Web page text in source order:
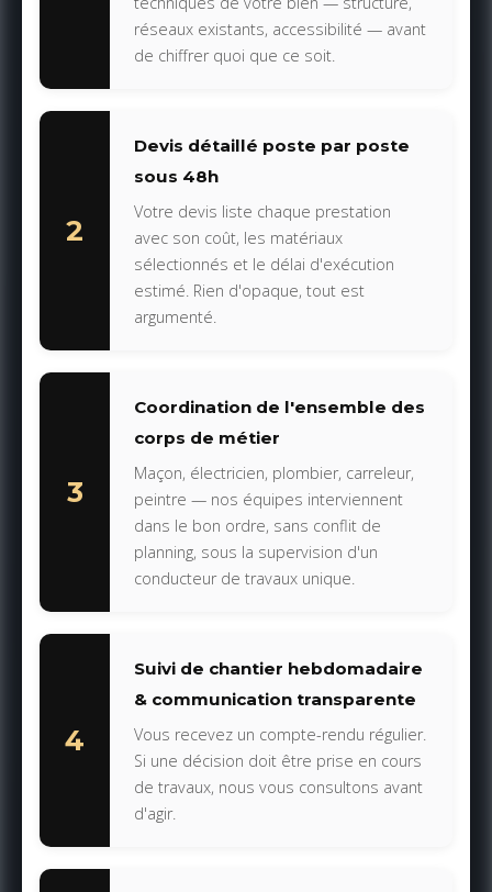
réseaux existants, accessibilité — avant
de chiffrer quoi que ce soit.
2
Devis détaillé poste par poste
sous 48h
Votre devis liste chaque prestation
avec son coût, les matériaux
sélectionnés et le délai d'exécution
estimé. Rien d'opaque, tout est
argumenté.
3
Coordination de l'ensemble des
corps de métier
Maçon, électricien, plombier, carreleur,
peintre — nos équipes interviennent
dans le bon ordre, sans conflit de
planning, sous la supervision d'un
conducteur de travaux unique.
4
Suivi de chantier hebdomadaire
& communication transparente
Vous recevez un compte-rendu régulier.
Si une décision doit être prise en cours
de travaux, nous vous consultons avant
d'agir.